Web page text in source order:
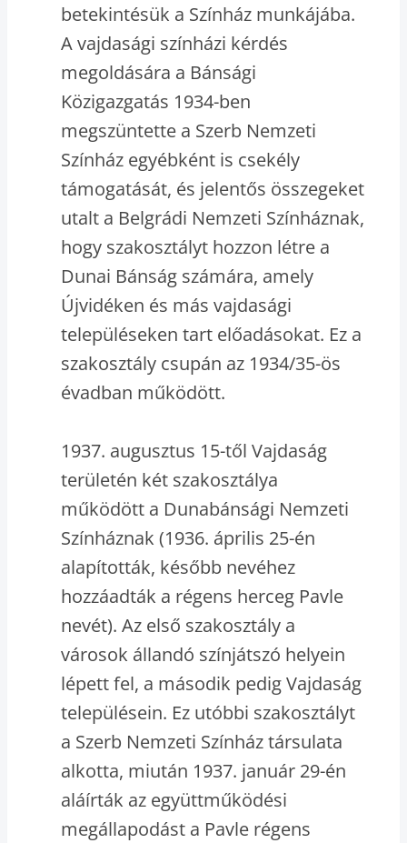
betekintésük a Színház munkájába.
A vajdasági színházi kérdés
megoldására a Bánsági
Közigazgatás 1934-ben
megszüntette a Szerb Nemzeti
Színház egyébként is csekély
támogatását, és jelentős összegeket
utalt a Belgrádi Nemzeti Színháznak,
hogy szakosztályt hozzon létre a
Dunai Bánság számára, amely
Újvidéken és más vajdasági
településeken tart előadásokat. Ez a
szakosztály csupán az 1934/35-ös
évadban működött.
1937. augusztus 15-től Vajdaság
területén két szakosztálya
működött a Dunabánsági Nemzeti
Színháznak (1936. április 25-én
alapították, később nevéhez
hozzáadták a régens herceg Pavle
nevét). Az első szakosztály a
városok állandó színjátszó helyein
lépett fel, a második pedig Vajdaság
településein. Ez utóbbi szakosztályt
a Szerb Nemzeti Színház társulata
alkotta, miután 1937. január 29-én
aláírták az együttműködési
megállapodást a Pavle régens